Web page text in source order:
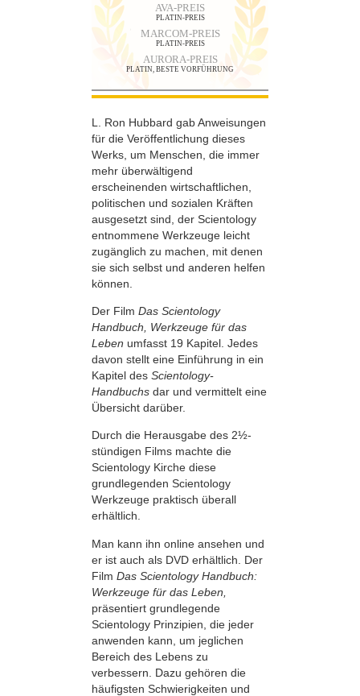
AVA-PREIS
PLATIN-PREIS
MARCOM-PREIS
PLATIN-PREIS
AURORA-PREIS
PLATIN, BESTE VORFÜHRUNG
L. Ron Hubbard gab Anweisungen
für die Veröffentlichung dieses
Werks, um Menschen, die immer
mehr überwältigend
erscheinenden wirtschaftlichen,
politischen und sozialen Kräften
ausgesetzt sind, der Scientology
entnommene Werkzeuge leicht
zugänglich zu machen, mit denen
sie sich selbst und anderen helfen
können.
Der Film Das Scientology
Handbuch, Werkzeuge für das
Leben umfasst 19 Kapitel. Jedes
davon stellt eine Einführung in ein
Kapitel des Scientology-
Handbuchs dar und vermittelt eine
Übersicht darüber.
Durch die Herausgabe des 2½-
stündigen Films machte die
Scientology Kirche diese
grundlegenden Scientology
Werkzeuge praktisch überall
erhältlich.
Man kann ihn online ansehen und
er ist auch als DVD erhältlich. Der
Film Das Scientology Handbuch:
Werkzeuge für das Leben,
präsentiert grundlegende
Scientology Prinzipien, die jeder
anwenden kann, um jeglichen
Bereich des Lebens zu
verbessern. Dazu gehören die
häufigsten Schwierigkeiten und